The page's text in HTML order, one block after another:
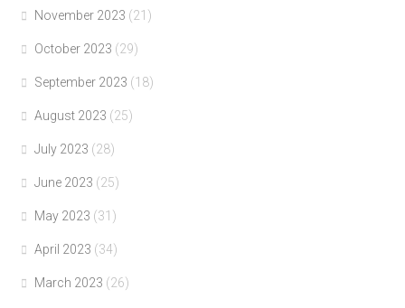
November 2023 (21)
October 2023 (29)
September 2023 (18)
August 2023 (25)
July 2023 (28)
June 2023 (25)
May 2023 (31)
April 2023 (34)
March 2023 (26)